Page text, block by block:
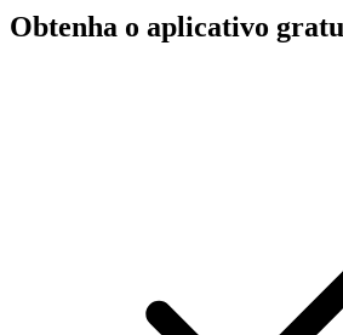
Obtenha o aplicativo